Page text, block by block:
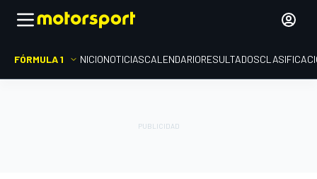
FÓRMULA 1 INICIONOTICIASCALENDARIORESULTADOS